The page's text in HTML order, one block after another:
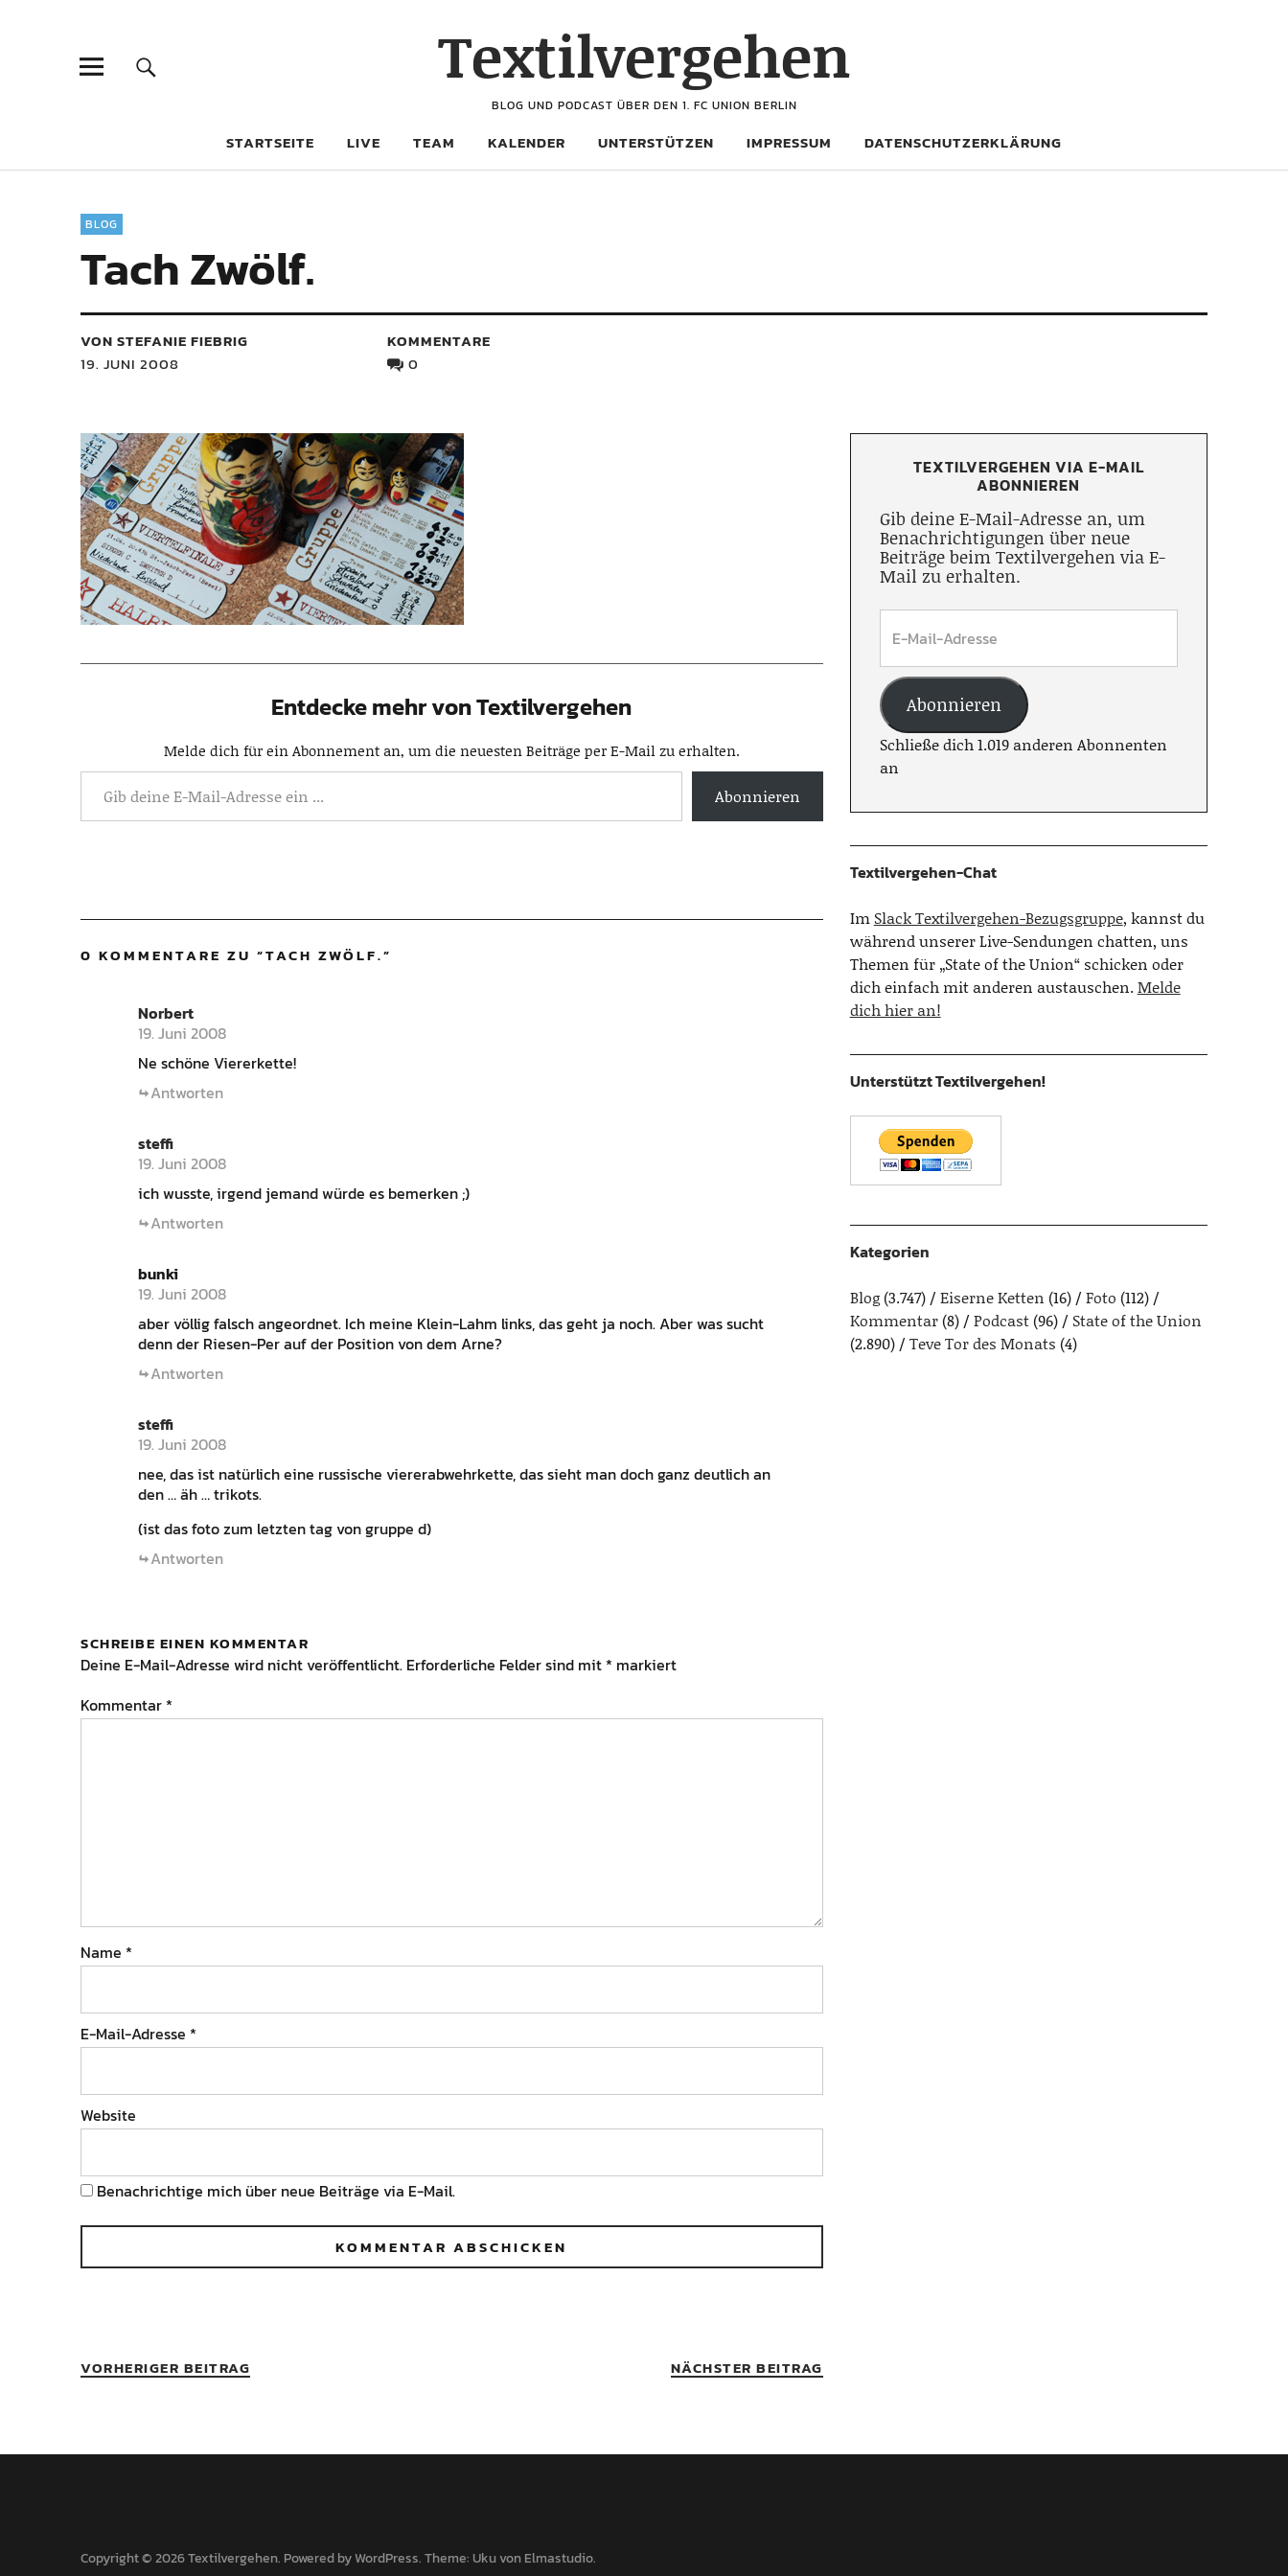
Textilvergehen
BLOG UND PODCAST ÜBER DEN 1. FC UNION BERLIN
STARTSEITE LIVE TEAM KALENDER UNTERSTÜTZEN IMPRESSUM DATENSCHUTZERKLÄRUNG
BLOG
Tach Zwölf.
VON STEFANIE FIEBRIG
19. JUNI 2008
KOMMENTARE
0
Entdecke mehr von Textilvergehen
Melde dich für ein Abonnement an, um die neuesten Beiträge per E-Mail zu erhalten.
Abonnieren
0 KOMMENTARE ZU “TACH ZWÖLF.”
Norbert
19. Juni 2008
Ne schöne Viererkette!
Antworten
steffi
19. Juni 2008
ich wusste, irgend jemand würde es bemerken ;)
Antworten
bunki
19. Juni 2008
aber völlig falsch angeordnet. Ich meine Klein-Lahm links, das geht ja noch. Aber was sucht
denn der Riesen-Per auf der Position von dem Arne?
Antworten
steffi
19. Juni 2008
nee, das ist natürlich eine russische viererabwehrkette, das sieht man doch ganz deutlich an
den … äh … trikots.
(ist das foto zum letzten tag von gruppe d)
Antworten
SCHREIBE EINEN KOMMENTAR
Deine E-Mail-Adresse wird nicht veröffentlicht. Erforderliche Felder sind mit * markiert
Kommentar *
Name *
E-Mail-Adresse *
Website
Benachrichtige mich über neue Beiträge via E-Mail.
VORHERIGER BEITRAG NÄCHSTER BEITRAG
TEXTILVERGEHEN VIA E-MAIL
ABONNIEREN
Gib deine E-Mail-Adresse an, um
Benachrichtigungen über neue
Beiträge beim Textilvergehen via E-
Mail zu erhalten.
Abonnieren
Schließe dich 1.019 anderen Abonnenten
an
Textilvergehen-Chat
Im Slack Textilvergehen-Bezugsgruppe, kannst du
während unserer Live-Sendungen chatten, uns
Themen für „State of the Union“ schicken oder
dich einfach mit anderen austauschen.Melde
dich hier an!
Unterstützt Textilvergehen!
Kategorien
Blog(3.747) Eiserne Ketten (16) Foto (112)
Kommentar(8) Podcast(96)
State of the Union
(2.890)
Teve Tor des Monats (4)
Copyright © 2026 Textilvergehen Powered byWordPress Theme: Uku vonElmastudio